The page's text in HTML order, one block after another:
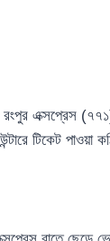
রংপুর এক্সপ্রেস
টিকেট পাওয়া